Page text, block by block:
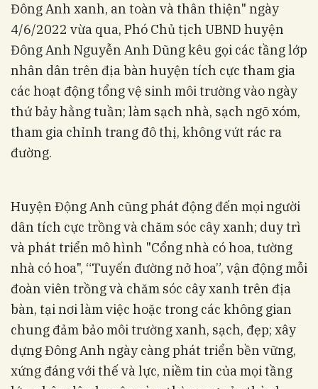
Đông Anh xanh, an toàn và thân thiện" ngày
4/6/2022 vừa qua, Phó Chủ tịch UBND huyện
Đông Anh Nguyễn Anh Dũng kêu gọi các tầng lớp
nhân dân trên địa bàn huyện tích cực tham gia
các hoạt động tổng vệ sinh môi trường vào ngày
thứ bảy hằng tuần; làm sạch nhà, sạch ngõ xóm,
tham gia chỉnh trang đô thị, không vứt rác ra
đường.
Huyện Động Anh cũng phát động đến mọi người
dân tích cực trồng và chăm sóc cây xanh; duy trì
và phát triển mô hình "Cổng nhà có hoa, tường
nhà có hoa", “Tuyến đường nở hoa”, vận động mỗi
đoàn viên trồng và chăm sóc cây xanh trên địa
bàn, tại nơi làm việc hoặc trong các không gian
chung đảm bảo môi trường xanh, sạch, đẹp; xây
dựng Đông Anh ngày càng phát triển bền vững,
xứng đáng với thế và lực, niềm tin của mọi tầng